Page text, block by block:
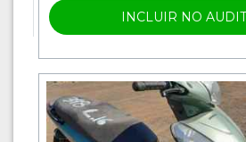
INCLUIR NO